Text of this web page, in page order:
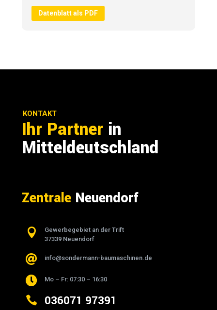
Datenblatt als PDF
KONTAKT
Ihr Partner in
Mitteldeutschland
ZentraleNeuendorf

Gewerbegebiet an der Trift
37339 Neuendorf
 info@sondermann-baumaschinen.de
 Mo – Fr: 07:30 – 16:30
 036071 97391